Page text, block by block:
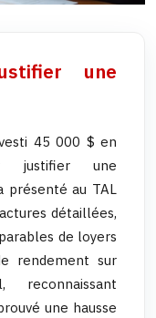
une
45 000 $ en
justifier une
présenté au TAL
détaillées,
de loyers
rendement sur
reconnaissant
une hausse